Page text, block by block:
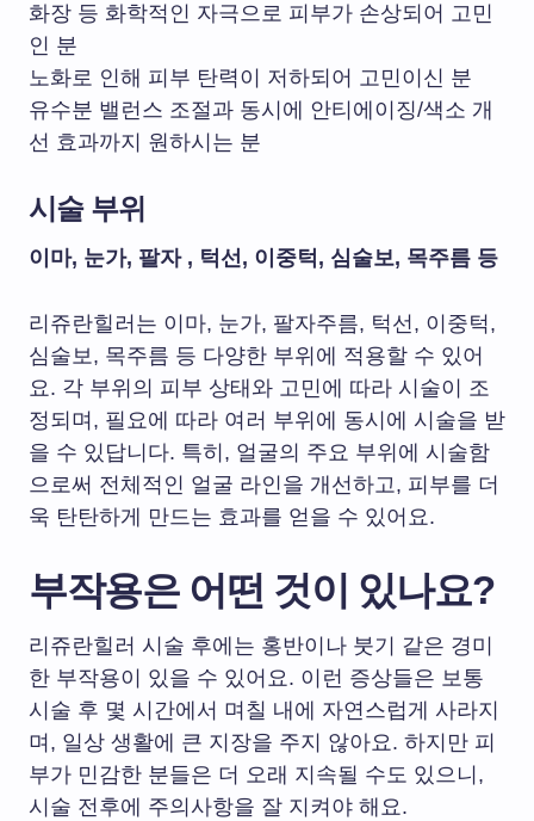
화장 등 화학적인 자극으로 피부가 손상되어 고민
인 분
노화로 인해 피부 탄력이 저하되어 고민이신 분
유수분 밸런스 조절과 동시에 안티에이징/색소 개
선 효과까지 원하시는 분
시술 부위
이마, 눈가, 팔자 , 턱선, 이중턱, 심술보, 목주름 등
리쥬란힐러는 이마, 눈가, 팔자주름, 턱선, 이중턱,
심술보, 목주름 등 다양한 부위에 적용할 수 있어
요. 각 부위의 피부 상태와 고민에 따라 시술이 조
정되며, 필요에 따라 여러 부위에 동시에 시술을 받
을 수 있답니다. 특히, 얼굴의 주요 부위에 시술함
으로써 전체적인 얼굴 라인을 개선하고, 피부를 더
욱 탄탄하게 만드는 효과를 얻을 수 있어요.
부작용은 어떤 것이 있나요?
리쥬란힐러 시술 후에는 홍반이나 붓기 같은 경미
한 부작용이 있을 수 있어요. 이런 증상들은 보통
시술 후 몇 시간에서 며칠 내에 자연스럽게 사라지
며, 일상 생활에 큰 지장을 주지 않아요. 하지만 피
부가 민감한 분들은 더 오래 지속될 수도 있으니,
시술 전후에 주의사항을 잘 지켜야 해요.